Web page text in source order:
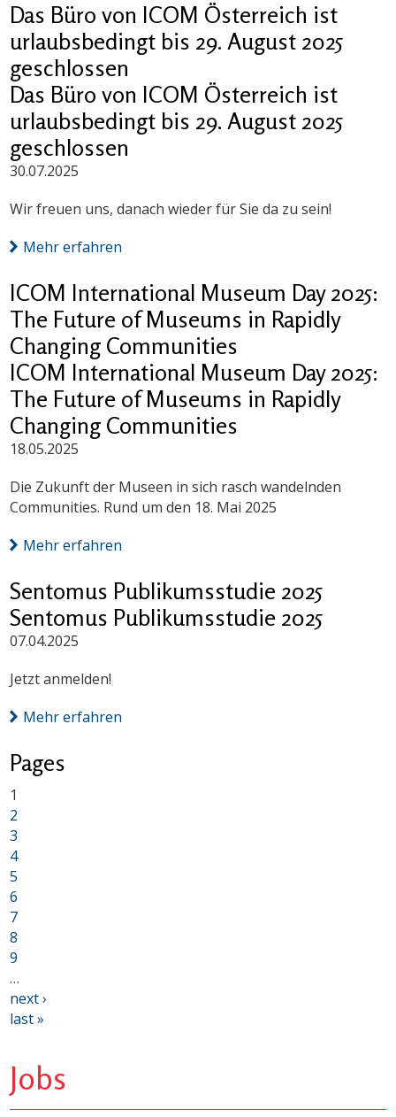
Das Büro von ICOM Österreich ist
urlaubsbedingt bis 29. August 2025
geschlossen
Das Büro von ICOM Österreich ist
urlaubsbedingt bis 29. August 2025
geschlossen
30.07.2025
Wir freuen uns, danach wieder für Sie da zu sein!
Mehr erfahren
ICOM International Museum Day 2025:
The Future of Museums in Rapidly
Changing Communities
ICOM International Museum Day 2025:
The Future of Museums in Rapidly
Changing Communities
18.05.2025
Die Zukunft der Museen in sich rasch wandelnden
Communities. Rund um den 18. Mai 2025
Mehr erfahren
Sentomus Publikumsstudie 2025
Sentomus Publikumsstudie 2025
07.04.2025
Jetzt anmelden!
Mehr erfahren
Pages
1
2
3
4
5
6
7
8
9
…
next ›
last »
Jobs